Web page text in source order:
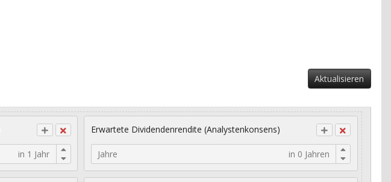
Aktualisieren
Erwartete Dividendenrendite (Analystenkonsens)
Jahre